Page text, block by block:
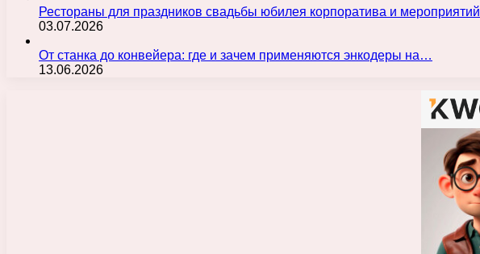
Рестораны для праздников свадьбы юбилея корпоратива и мероприятий
03.07.2026
От станка до конвейера: где и зачем применяются энкодеры на…
13.06.2026